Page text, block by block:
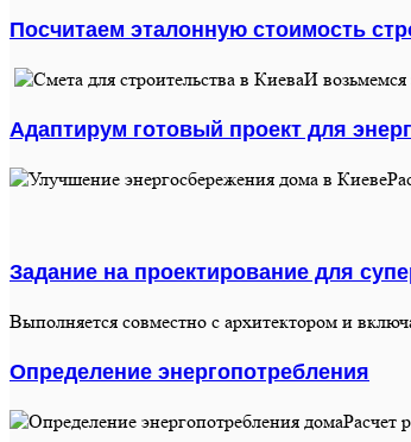
Посчитаем эталонную стоимость
И возьмемся
Адаптирум готовый проект для
Задание на проектирование для
Выполняется совместно с архитектором и
Определение энергопотребления
Расчет